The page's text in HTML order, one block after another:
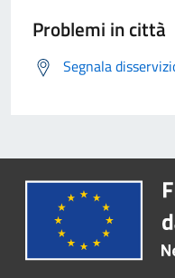
Problemi in città
Segnala